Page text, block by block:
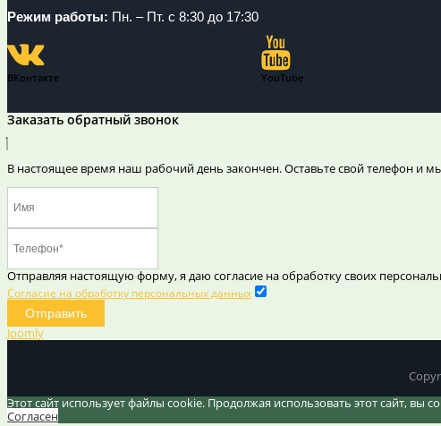
Режим работы: Пн. – Пт. с 8:30 до 17:30
ВКонтакте YouTube
Заказать обратный звонок
В настоящее время наш рабочий день закончен. Оставьте свой телефон и
Отправляя настоящую форму, я даю согласие на обработку своих
Согласие на обработку персональных данных
Отправить
Joomly
Этот сайт использует файлы cookie. Продолжая использовать этот сайт, вы
Согласен